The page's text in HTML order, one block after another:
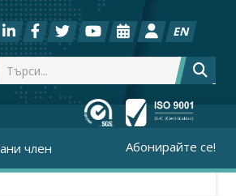
EN
член Абонирайте се!